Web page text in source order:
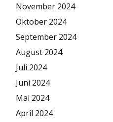
November 2024
Oktober 2024
September 2024
August 2024
Juli 2024
Juni 2024
Mai 2024
April 2024